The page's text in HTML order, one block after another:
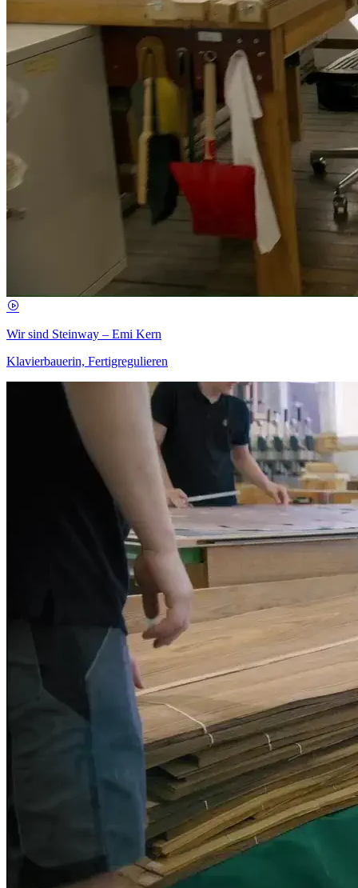
Wir sind Steinway – Emi Kern
Klavierbauerin, Fertigregulieren